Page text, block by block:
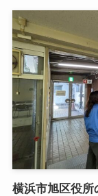
横浜市旭区役所